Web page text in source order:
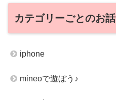
カテゴリーごとのお話
iphone
mineoで遊ぼう♪